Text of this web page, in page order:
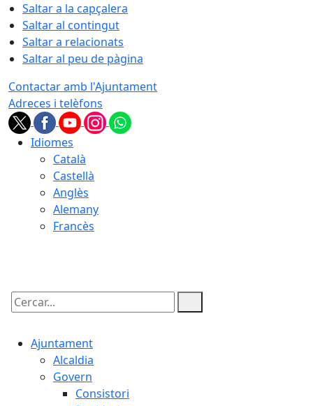
Saltar a la capçalera
Saltar al contingut
Saltar a relacionats
Saltar al peu de pàgina
Contactar amb l'Ajuntament
Adreces i telèfons
Idiomes
Català
Castellà
Anglès
Alemany
Francès
Cercar:
Ajuntament
Alcaldia
Govern
Consistori